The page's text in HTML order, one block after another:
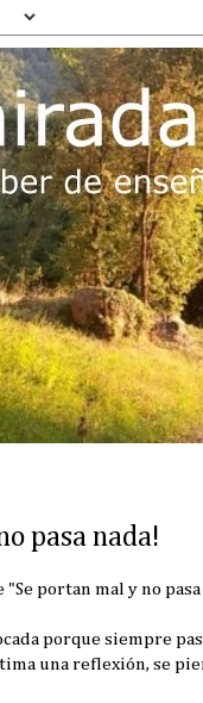
pasa nada!
"Se portan mal y no pasa
porque siempre
una reflexión, se